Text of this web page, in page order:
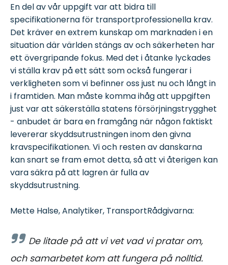
En del av vår uppgift var att bidra till
specifikationerna för transportprofessionella krav.
Det kräver en extrem kunskap om marknaden i en
situation där världen stängs av och säkerheten har
ett övergripande fokus. Med det i åtanke lyckades
vi ställa krav på ett sätt som också fungerar i
verkligheten som vi befinner oss just nu och långt in
i framtiden. Man måste komma ihåg att uppgiften
just var att säkerställa statens försörjningstrygghet
- anbudet är bara en framgång när någon faktiskt
levererar skyddsutrustningen inom den givna
kravspecifikationen. Vi och resten av danskarna
kan snart se fram emot detta, så att vi återigen kan
vara säkra på att lagren är fulla av
skyddsutrustning.
Mette Halse, Analytiker, TransportRådgivarna:
De litade på att vi vet vad vi pratar om,
och samarbetet kom att fungera på nolltid.